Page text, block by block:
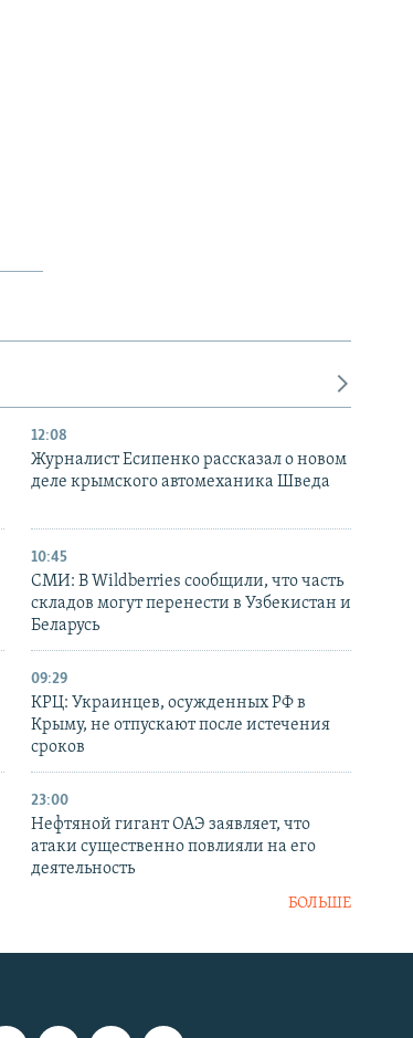
12:08
Журналист Есипенко рассказал о новом
деле крымского автомеханика Шведа
10:45
СМИ: В Wildberries сообщили, что часть
складов могут перенести в Узбекистан и
Беларусь
09:29
КРЦ: Украинцев, осужденных РФ в
Крыму, не отпускают после истечения
сроков
23:00
Нефтяной гигант ОАЭ заявляет, что
атаки существенно повлияли на его
деятельность
БОЛЬШЕ